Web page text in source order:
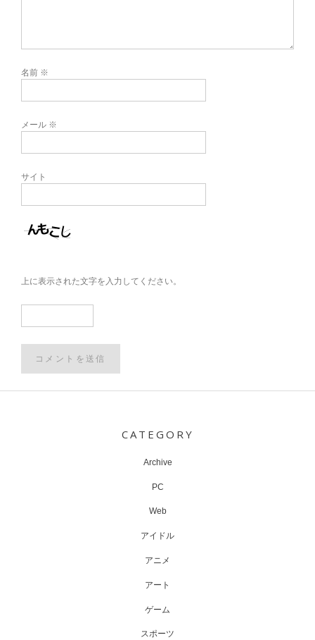
名前 ※
メール ※
サイト
上に表示された文字を入力してください。
CATEGORY
Archive
PC
Web
アイドル
アニメ
アート
ゲーム
スポーツ